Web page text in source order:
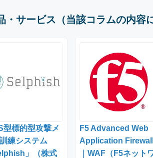
・サービス（当該コラムの内容
型標的型攻撃メ
練システム
」（株式
F5 Advanced Web
Application Firewall
｜WAF（F5ネット